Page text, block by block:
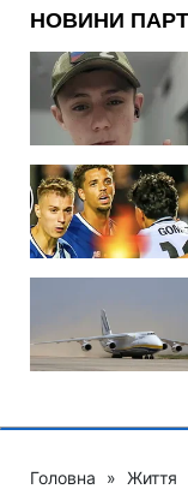
Головна » Життя